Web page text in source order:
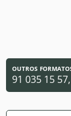
OUTROS
91 035 15